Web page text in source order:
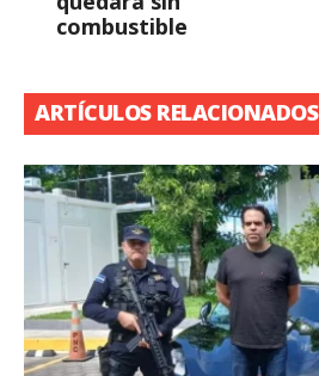
combustible
ARTÍCULOS RELACIONADOS